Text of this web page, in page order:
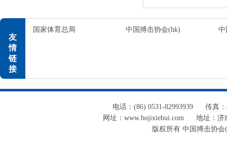
友
情
链
接
国家体育总局 中国搏击协会(hk) 中
电话：(86) 0531-82993939
传真
网址：www.bojixiehui.com
地址：济
版权所有 中国搏击协会